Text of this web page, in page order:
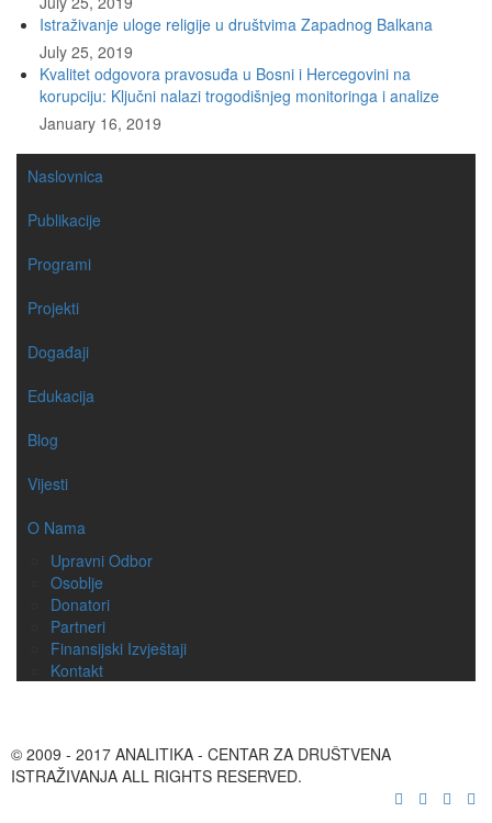
Istraživanje uloge religije u društvima Zapadnog Balkana
July 25, 2019
Kvalitet odgovora pravosuđa u Bosni i Hercegovini na
korupciju: Ključni nalazi trogodišnjeg monitoringa i analize
January 16, 2019
MAIN
Naslovnica
Publikacije
Programi
Projekti
Događaji
Edukacija
Blog
Vijesti
O Nama
Upravni Odbor
Osoblje
Donatori
Partneri
Finansijski Izvještaji
Kontakt
© 2009 - 2017 ANALITIKA - CENTAR ZA DRUŠTVENA
ISTRAŽIVANJA ALL RIGHTS RESERVED.